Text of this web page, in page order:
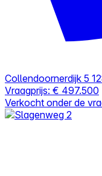
Collendoornerdijk 5
Vraagprijs: € 497.500
Verkocht onder de